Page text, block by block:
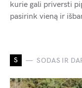
kurie gali priversti
pasirink vieną ir
S SODAS IR